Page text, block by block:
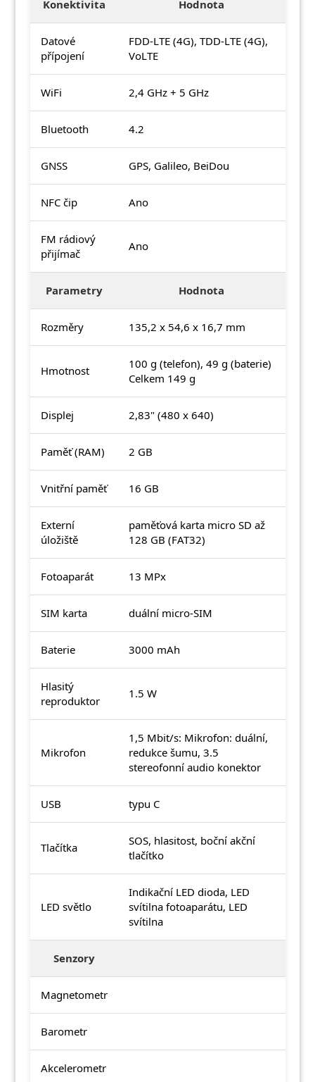
Konektivita Hodnota
Datové
přípojení
FDD-LTE (4G), TDD-LTE (4G),
VoLTE
WiFi 2,4 GHz + 5 GHz
Bluetooth 4.2
GNSS GPS, Galileo, BeiDou
NFC čip Ano
FM rádiový
přijímač
Ano
Parametry Hodnota
Rozměry 135,2 x 54,6 x 16,7 mm
Hmotnost
100 g (telefon), 49 g (baterie)
Celkem 149 g
Displej 2,83" (480 x 640)
Paměť (RAM) 2 GB
Vnitřní paměť 16 GB
Externí
úložiště
paměťová karta micro SD až
128 GB (FAT32)
Fotoaparát 13 MPx
SIM karta duální micro-SIM
Baterie 3000 mAh
Hlasitý
reproduktor
1.5 W
Mikrofon
1,5 Mbit/s: Mikrofon: duální,
redukce šumu, 3.5
stereofonní audio konektor
USB typu C
Tlačítka
SOS, hlasitost, boční akční
tlačítko
LED světlo
Indikační LED dioda, LED
svítilna fotoaparátu, LED
svítilna
Senzory
Magnetometr
Barometr
Akcelerometr